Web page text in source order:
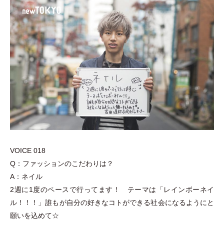
VOICE 018
Q：ファッションのこだわりは？
A：ネイル
2週に1度のペースで行ってます！ テーマは 「 レインボーネイ
ル！！！
」誰もが自分の好きなコトができる社会になるようにと
願いを込めて☆